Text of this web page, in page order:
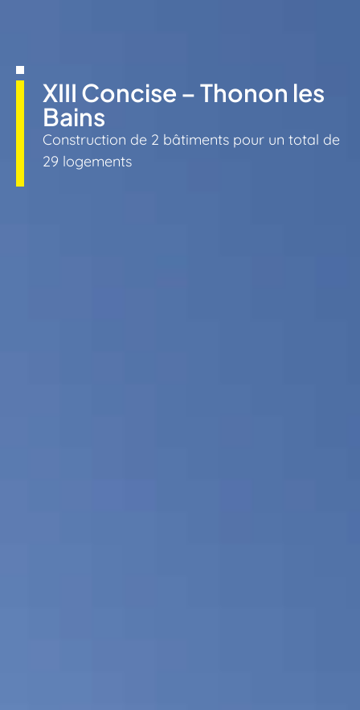
XIII Concise – Thonon les
Bains
Construction de 2 bâtiments pour un total de
29 logements